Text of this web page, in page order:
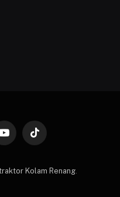
YouTubeTikTok
Kolam Renang.